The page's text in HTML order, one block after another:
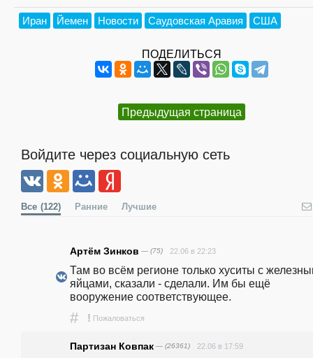
Иран Йемен Новости Саудовская Аравия США
ПОДЕЛИТЬСЯ
Предыдущая страница
Войдите через социальную сеть
Все (122) Ранние Лучшие
Артём Зинков — (75) 22.06 в 22:23
Там во всём регионе только хуситы с
яйцами, сказали - сделали. Им бы ещё
вооружение соответствующее.
# ! Пожаловаться
Партизан Ковпак — (26361) 22.06 в 17:59